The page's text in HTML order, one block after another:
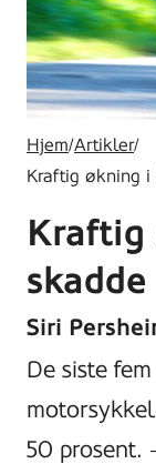
Hjem/Artikler/
Kraftig økning i
Siri
De siste
50 prosent.